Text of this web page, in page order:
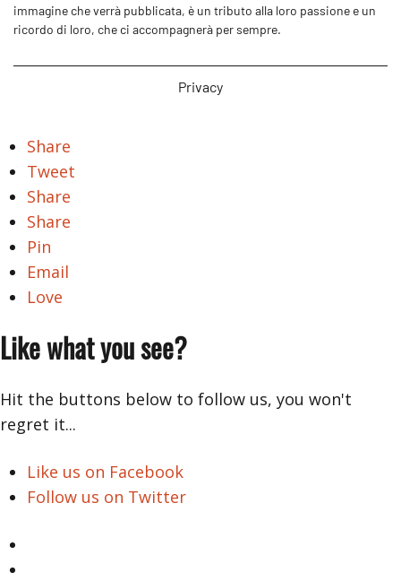
immagine che verrà pubblicata, è un tributo alla loro passione e un
ricordo di loro, che ci accompagnerà per sempre.
Privacy
Share
Tweet
Share
Share
Pin
Email
Love
Like what you see?
Hit the buttons below to follow us, you won't
regret it...
Like us on Facebook
Follow us on Twitter